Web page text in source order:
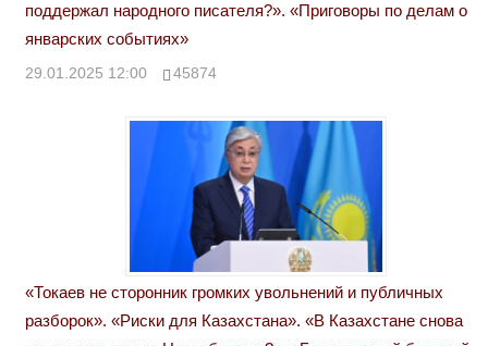
поддержал народного писателя?». «Приговоры по делам о
январских событиях»
29.01.2025 12:00 45874
«Токаев не сторонник громких увольнений и публичных
разборок». «Риски для Казахстана». «В Казахстане снова